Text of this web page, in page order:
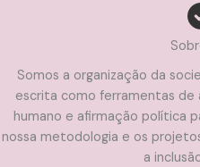
Somos a organização da
escrita como ferramentas
humano e afirmação política
nossa metodologia e os
a